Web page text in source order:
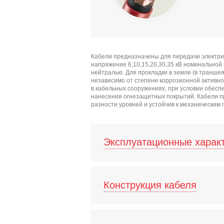
Кабели предназначены для передачи
напряжение 6,10,15,20,30,35 кВ
нейтралью. Для прокладки в земле (в
независимо от степени коррозионной
в кабельных сооружениях, при условии
нанесения огнезащитных покрытий. Кабели
разности уровней и устойчив к
Эксплуатационные
Конструкция кабеля